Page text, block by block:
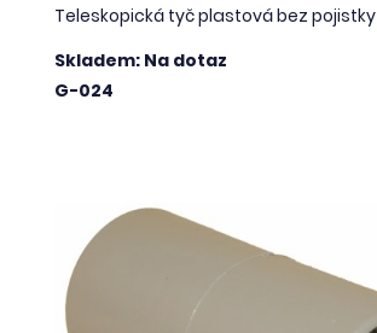
Teleskopická tyč plastová bez pojistky
Skladem: Na dotaz
G-024